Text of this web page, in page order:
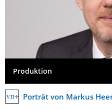
Produktion
Porträt von Markus